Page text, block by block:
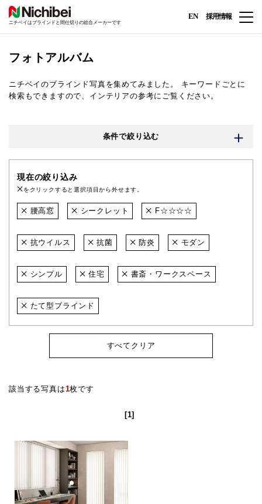
ニチベイはブラインドと間仕切りの総合メーカーです
EN 採用情報
フォトアルバム
ニチベイのブラインド写真を集めてみました。
キーワードごとに
検索もできますので、インテリアの参考にご覧ください。
条件で絞り込む
現在の絞り込み
をクリックすると選択項目から外せます。
腰高窓 シークレット F☆☆☆☆
抗ウイルス 抗菌 防炎 モダン
シンプル 住宅 書斎・ワークスペース
たて型ブラインド
すべてクリア
該当する写真は1枚です
[1]